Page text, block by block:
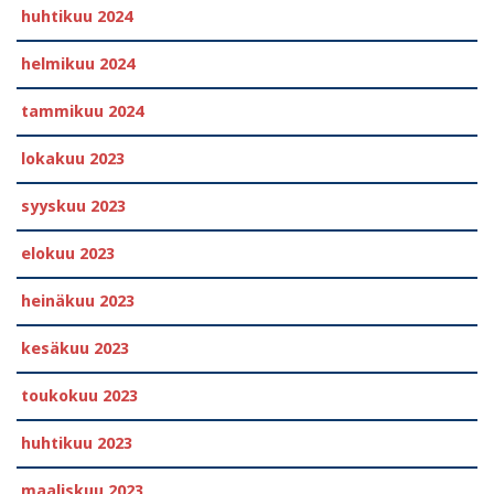
huhtikuu 2024
helmikuu 2024
tammikuu 2024
lokakuu 2023
syyskuu 2023
elokuu 2023
heinäkuu 2023
kesäkuu 2023
toukokuu 2023
huhtikuu 2023